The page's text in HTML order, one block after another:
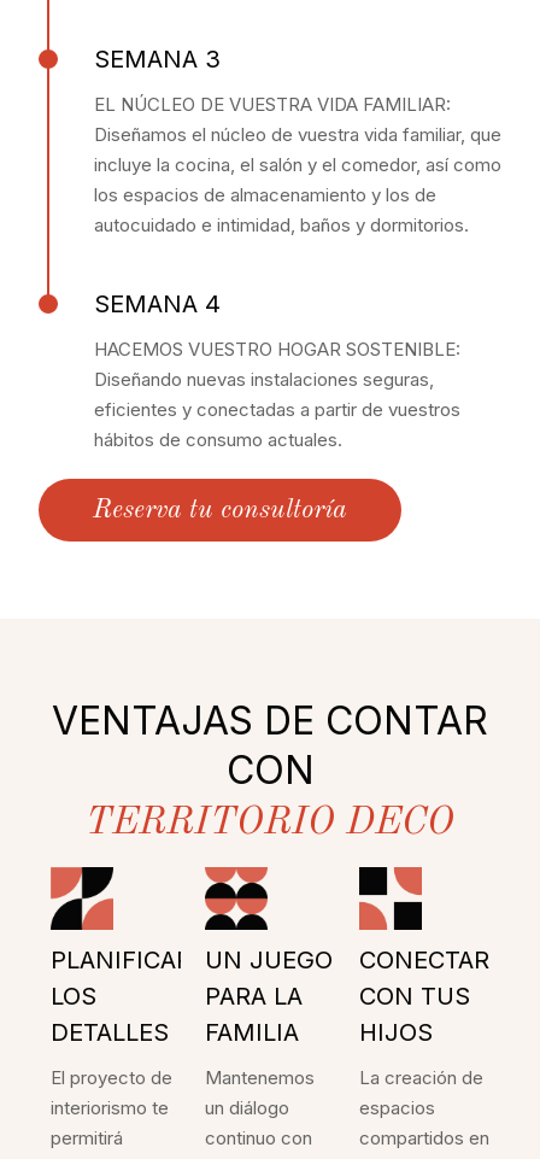
SEMANA 3
EL NÚCLEO DE VUESTRA VIDA FAMILIAR:
Diseñamos el núcleo de vuestra vida familiar, que
incluye la cocina, el salón y el comedor, así como
los espacios de almacenamiento y los de
autocuidado e intimidad, baños y dormitorios.
SEMANA 4
HACEMOS VUESTRO HOGAR SOSTENIBLE:
Diseñando nuevas instalaciones seguras,
eficientes y conectadas a partir de vuestros
hábitos de consumo actuales.
Reserva tu consultoría
VENTAJAS DE CONTAR
CON
TERRITORIO DECO
PLANIFICAR
LOS
DETALLES
El proyecto de
interiorismo te
permitirá
UN JUEGO
PARA LA
FAMILIA
Mantenemos
un diálogo
continuo con
CONECTAR
CON TUS
HIJOS
La creación de
espacios
compartidos en